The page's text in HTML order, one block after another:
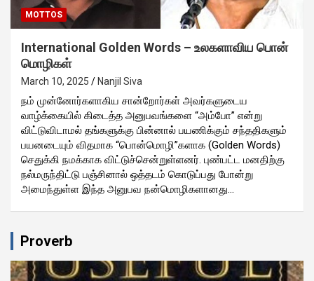
MOTTOS
International Golden Words – உலகளாவிய பொன்
மொழிகள்
March 10, 2025 Nanjil Siva
நம் முன்னோர்களாகிய சான்றோர்கள் அவர்களுடைய
வாழ்க்கையில் கிடைத்த அனுபவங்களை “அம்போ” என்று
விட்டுவிடாமல் தங்களுக்கு பின்னால் பயணிக்கும் சந்ததிகளும்
பயனடையும் விதமாக “பொன்மொழி”களாக (Golden Words)
செதுக்கி நமக்காக விட்டுச்சென்றுள்ளனர். புண்பட்ட மனதிற்கு
நல்மருந்திட்டு பஞ்சினால் ஒத்தடம் கொடுப்பது போன்று
அமைந்துள்ள இந்த அனுபவ நன்மொழிகளானது…
Proverb